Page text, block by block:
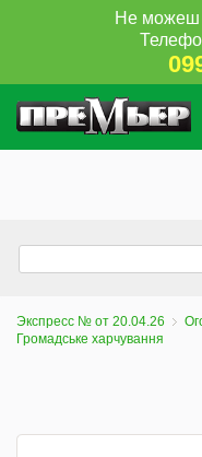
Не можеш
Экспресс № от 20.04.26
Громадське харчування